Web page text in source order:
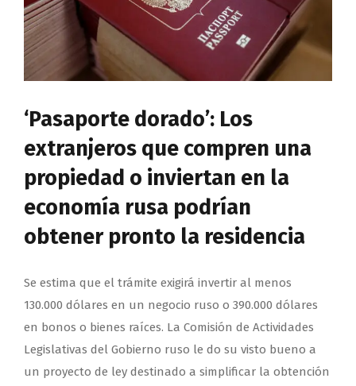
‘Pasaporte dorado’: Los
extranjeros que compren una
propiedad o inviertan en la
economía rusa podrían
obtener pronto la residencia
Se estima que el trámite exigirá invertir al menos
130.000 dólares en un negocio ruso o 390.000 dólares
en bonos o bienes raíces. La Comisión de Actividades
Legislativas del Gobierno ruso le do su visto bueno a
un proyecto de ley destinado a simplificar la obtención